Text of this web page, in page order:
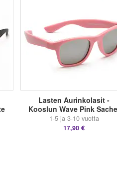
Lasten Aurinkolasit -
Kooslun Wave Pink
1-5 ja 3-10 vuotta
17,90 €